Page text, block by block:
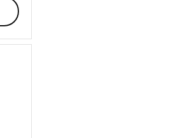
desde
$161.000
hasta